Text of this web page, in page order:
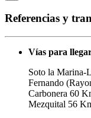
Referencias y
Vías para
Soto la Marina-
Fernando
Carbonera 60
Mezquital 56